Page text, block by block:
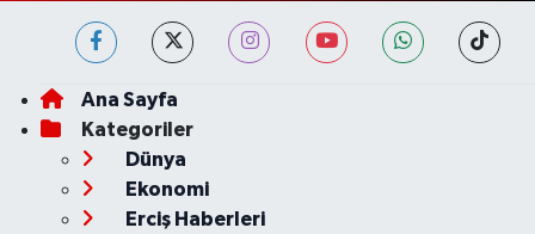
Ana Sayfa
Kategoriler
Dünya
Ekonomi
Erciş Haberleri